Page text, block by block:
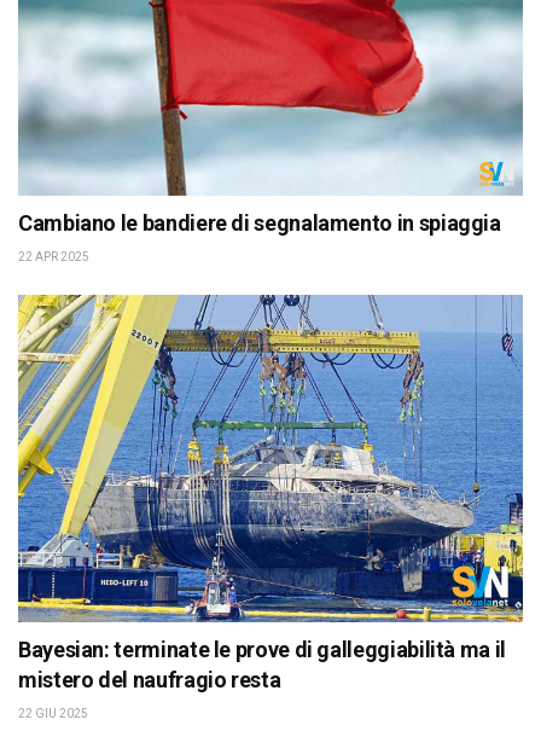
Cambiano le bandiere di segnalamento in spiaggia
22 APR 2025
Bayesian: terminate le prove di galleggiabilità ma il
mistero del naufragio resta
22 GIU 2025